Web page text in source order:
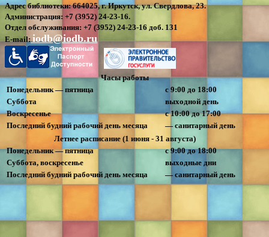
Адрес библиотеки:664025, г. Иркутск, ул. Свердлова, 23.
Администрация: +7 (3952) 24-23-16.
Отдел обслуживания: +7 (3952) 24-23-16 доб. 131
E-mail: iodb@iodb.ru
Часы работы
Понедельник — пятница
с 9:00 до 18:00
Суббота
выходной день
Воскресенье
с 10:00 до 17:00
Последний будний рабочий день месяца
— санитарный день
Летнее расписание (1 июня - 31 августа)
Понедельник — пятница
с 9:00 до 18:00
Суббота, воскресенье
выходные дни
Последний будний рабочий день месяца
— санитарный день